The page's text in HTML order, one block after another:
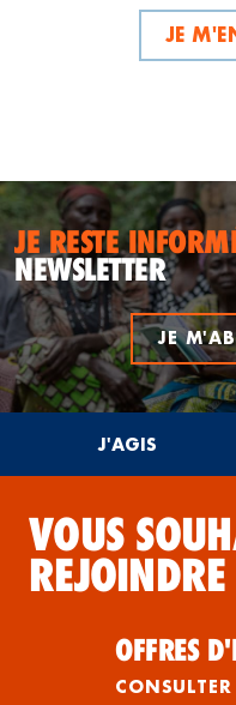
JE
JE RESTE
NEWSLETTER
JE
J'AGIS
VOUS
OFFRES
CONSULTER